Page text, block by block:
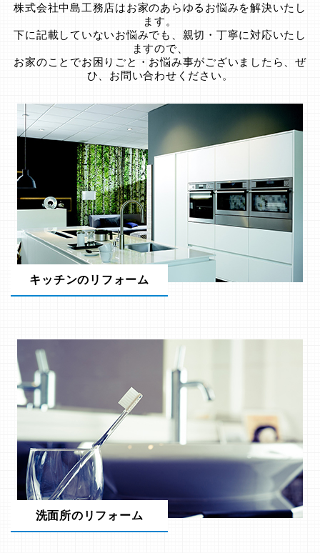
株式会社中島工務店はお家のあらゆるお悩みを解決いたし
ます。
下に記載していないお悩みでも、親切・丁寧に対応いたし
ますので、
お家のことでお困りごと・お悩み事がございましたら、ぜ
ひ、お問い合わせください。
キッチンのリフォーム
洗面所のリフォーム